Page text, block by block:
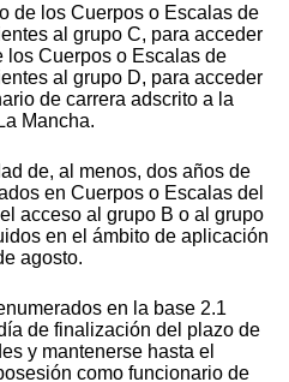
de los Cuerpos o Escalas de
al grupo C, para acceder
los Cuerpos o Escalas de
al grupo D, para acceder
de carrera adscrito a la
Mancha.
de, al menos, dos años de
en Cuerpos o Escalas del
acceso al grupo B o al grupo
en el ámbito de aplicación
agosto.
en la base 2.1
de finalización del plazo de
y mantenerse hasta el
como funcionario de